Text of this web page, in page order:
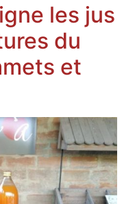
les jus
du
et